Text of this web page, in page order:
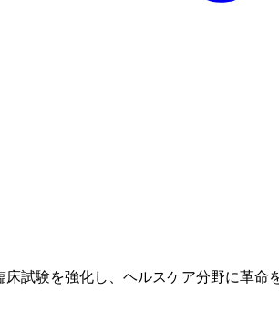
試験を強化し、ヘルスケア分野に革命